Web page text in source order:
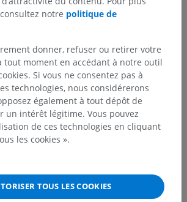
notre politique de
donner, refuser ou retirer votre
tout moment en accédant à notre outil
Si vous ne consentez pas à
technologies, nous considérerons
également à tout dépôt de
un intérêt légitime. Vous pouvez
de ces technologies en cliquant
les cookies ».
TOUS LES COOKIES